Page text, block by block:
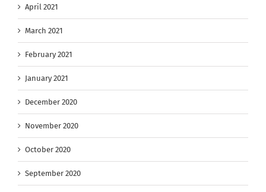
April 2021
March 2021
February 2021
January 2021
December 2020
November 2020
October 2020
September 2020